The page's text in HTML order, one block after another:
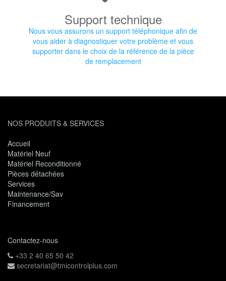
Support technique
Nous vous assurons un support téléphonique afin de
vous aider à diagnostiquer votre problème et vous
supporter dans le choix de la référence de la pièce
de remplacement
NOS PRODUITS & SERVICES
Accueil
Matériel Neuf
Matériel Reconditionné
Pièces détachées
Services
Maintenance/Sav
Financement
Contactez-nous
+33 2 40 65 50 42
secretariat@tmicontrolplus.com